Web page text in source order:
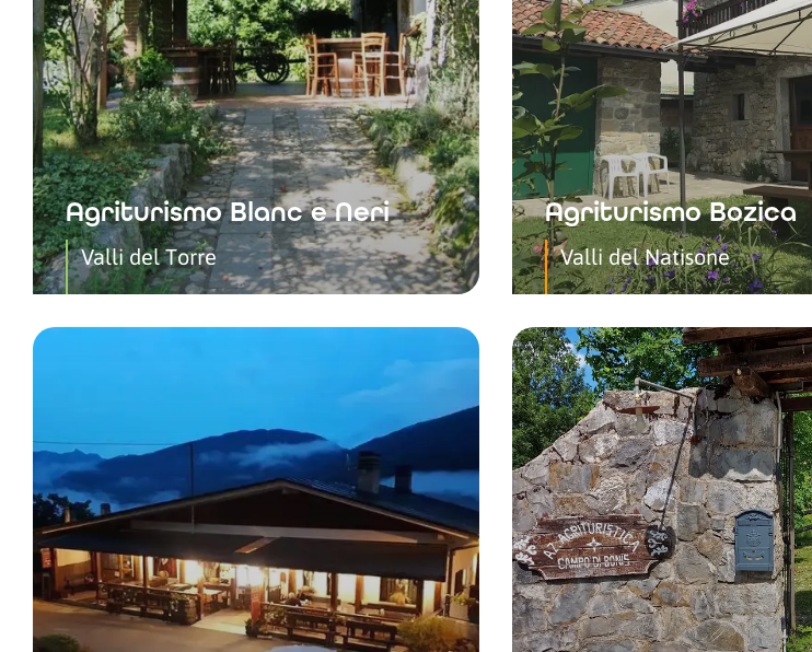
Agriturismo Blanc e Neri
Valli del Torre
Agriturismo Bozica
Valli del Natisone